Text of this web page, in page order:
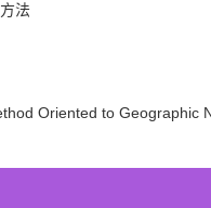
法
Oriented to Geographic